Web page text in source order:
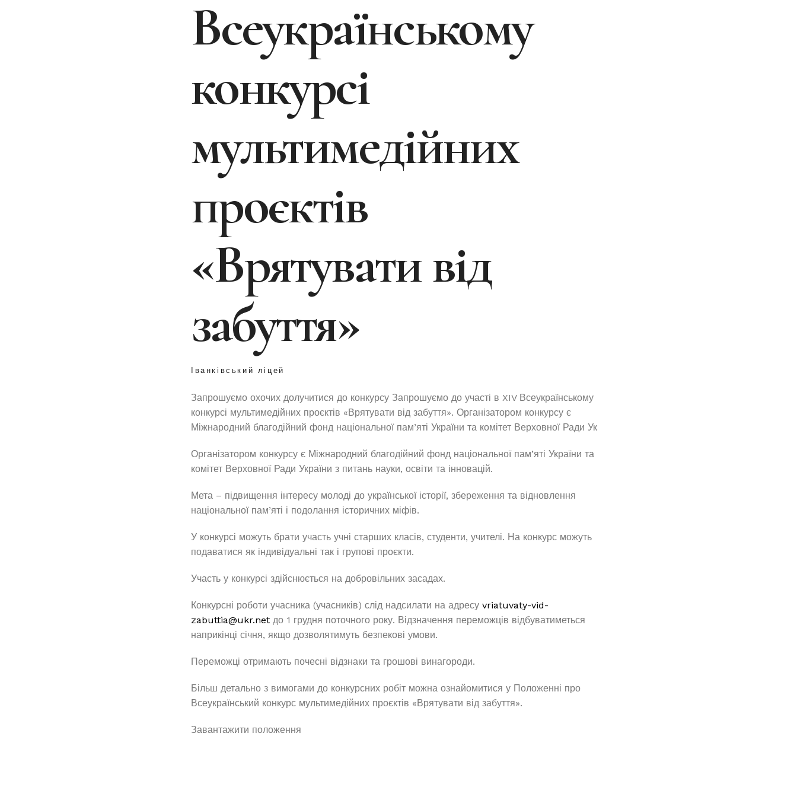
Всеукраїнському
конкурсі
мультимедійних
проєктів
«Врятувати від
забуття»
Іванківський ліцей
Запрошуємо охочих долучитися до конкурсу Запрошуємо до участі в XIV Всеукраїнському
конкурсі мультимедійних проєктів «Врятувати від забуття». Організатором конкурсу є
Міжнародний благодійний фонд національної пам’яті України та комітет Верховної Ради Ук
Організатором конкурсу є Міжнародний благодійний фонд національної пам’яті України та
комітет Верховної Ради України з питань науки, освіти та інновацій.
Мета – підвищення інтересу молоді до української історії, збереження та відновлення
національної пам’яті і подолання історичних міфів.
У конкурсі можуть брати участь учні старших класів, студенти, учителі. На конкурс можуть
подаватися як індивідуальні так і групові проєкти.
Участь у конкурсі здійснюється на добровільних засадах.
Конкурсні роботи учасника (учасників) слід надсилати на адресу vriatuvaty-vid-
zabuttia@ukr.net до 1 грудня поточного року. Відзначення переможців відбуватиметься
наприкінці січня, якщо дозволятимуть безпекові умови.
Переможці отримають почесні відзнаки та грошові винагороди.
Більш детально з вимогами до конкурсних робіт можна ознайомитися у Положенні про
Всеукраїнський конкурс мультимедійних проєктів «Врятувати від забуття».
Завантажити положення